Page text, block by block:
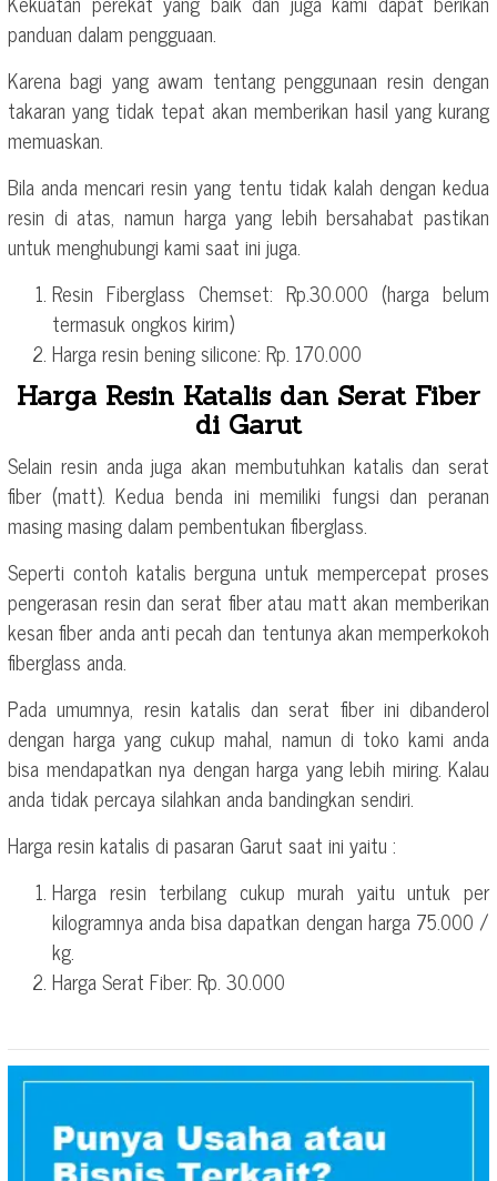
panduan dalam pengguaan.
Karena bagi yang awam tentang penggunaan resin dengan
takaran yang tidak tepat akan memberikan hasil yang kurang
memuaskan.
Bila anda mencari resin yang tentu tidak kalah dengan kedua
resin di atas, namun harga yang lebih bersahabat pastikan
untuk menghubungi kami saat ini juga.
Resin Fiberglass Chemset: Rp.30.000 (harga belum
termasuk ongkos kirim)
Harga resin bening silicone: Rp. 170.000
Harga Resin Katalis dan Serat Fiber
di Garut
Selain resin anda juga akan membutuhkan katalis dan serat
fiber (matt). Kedua benda ini memiliki fungsi dan peranan
masing masing dalam pembentukan fiberglass.
Seperti contoh katalis berguna untuk mempercepat proses
pengerasan resin dan serat fiber atau matt akan memberikan
kesan fiber anda anti pecah dan tentunya akan memperkokoh
fiberglass anda.
Pada umumnya, resin katalis dan serat fiber ini dibanderol
dengan harga yang cukup mahal, namun di toko kami anda
bisa mendapatkan nya dengan harga yang lebih miring. Kalau
anda tidak percaya silahkan anda bandingkan sendiri.
Harga resin katalis di pasaran Garut saat ini yaitu :
Harga resin terbilang cukup murah yaitu untuk per
kilogramnya anda bisa dapatkan dengan harga 75.000 /
kg.
Harga Serat Fiber: Rp. 30.000